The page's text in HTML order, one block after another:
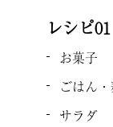
レシピ01
お菓子
ごはん
サラダ